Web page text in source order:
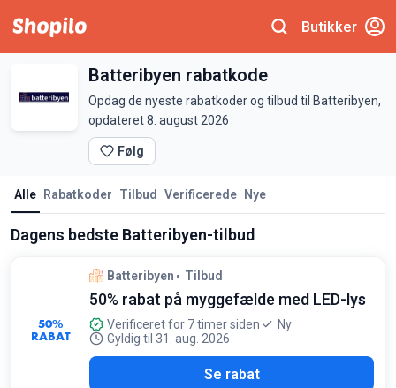
Butikker
Batteribyen rabatkode
Opdag de nyeste rabatkoder og tilbud til Batteribyen,
opdateret 8. august 2026
Følg
Alle Rabatkoder Tilbud Verificerede Nye
Dagens bedste Batteribyen-tilbud
50%
RABAT
Batteribyen Tilbud
50% rabat på myggefælde med LED-lys
Verificeret for 7 timer siden
Ny
Gyldig til 31. aug. 2026
Se rabat